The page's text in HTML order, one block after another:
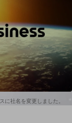
に社名を変更しました。